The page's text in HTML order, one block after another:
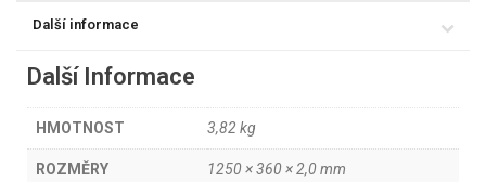
Další informace
Další Informace
HMOTNOST 3,82 kg
ROZMĚRY 1250 × 360 × 2,0 mm